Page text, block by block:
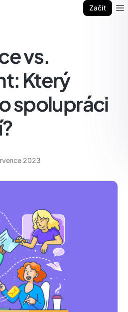
Začít
vs.
Který
spolupráci
2023